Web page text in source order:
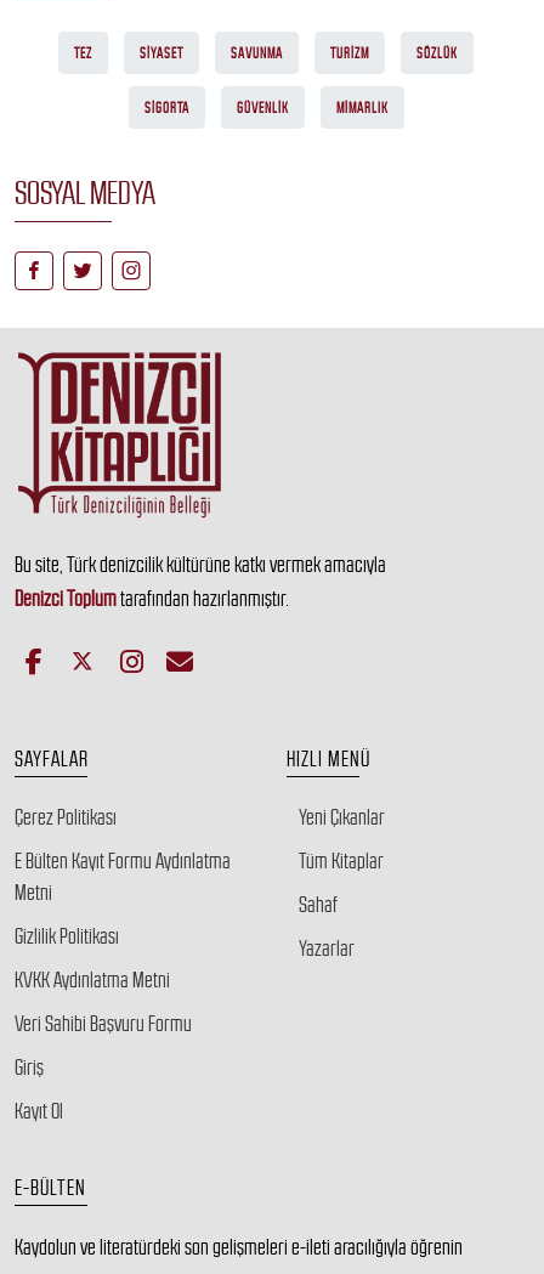
TEZ SIYASET SAVUNMA TURIZM SÖZLÜK
SIGORTA GÜVENLIK MIMARLIK
SOSYAL MEDYA
Bu site, Türk denizcilik kültürüne katkı vermek amacıyla
Denizci Toplumtarafından hazırlanmıştır.
SAYFALAR
Çerez Politikası
E Bülten Kayıt Formu Aydınlatma
Metni
Gizlilik Politikası
KVKK Aydınlatma Metni
Veri Sahibi Başvuru Formu
Giriş
Kayıt Ol
HIZLI MENÜ
Yeni Çıkanlar
Tüm Kitaplar
Sahaf
Yazarlar
E-BÜLTEN
Kaydolun ve literatürdeki son gelişmeleri e-ileti aracılığıyla öğrenin